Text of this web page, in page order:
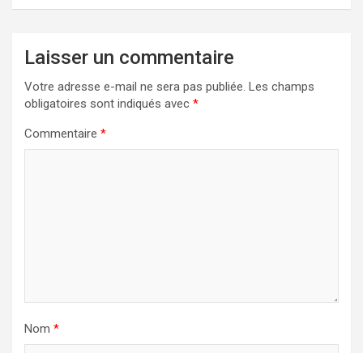
Laisser un commentaire
Votre adresse e-mail ne sera pas publiée. Les champs
obligatoires sont indiqués avec *
Commentaire *
Nom *